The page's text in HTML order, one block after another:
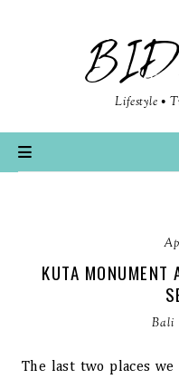
Lifestyle •
KUTA MONUMENT
Bali
The last two places